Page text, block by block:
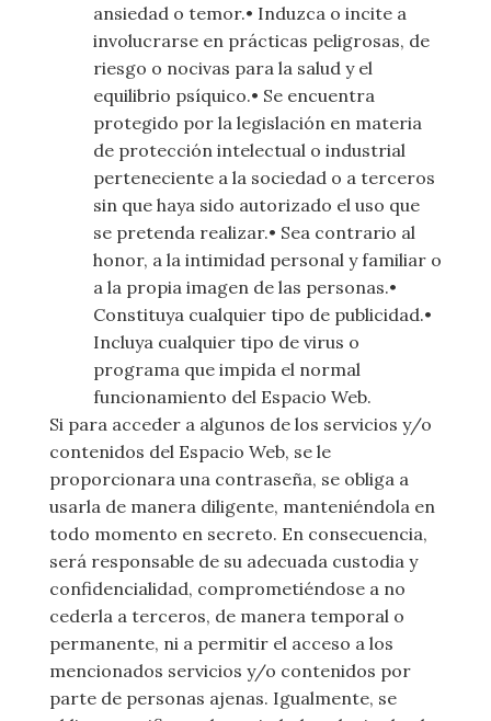
ansiedad o temor.• Induzca o incite a
involucrarse en prácticas peligrosas, de
riesgo o nocivas para la salud y el
equilibrio psíquico.• Se encuentra
protegido por la legislación en materia
de protección intelectual o industrial
perteneciente a la sociedad o a terceros
sin que haya sido autorizado el uso que
se pretenda realizar.• Sea contrario al
honor, a la intimidad personal y familiar o
a la propia imagen de las personas.•
Constituya cualquier tipo de publicidad.•
Incluya cualquier tipo de virus o
programa que impida el normal
funcionamiento del Espacio Web.
Si para acceder a algunos de los servicios y/o
contenidos del Espacio Web, se le
proporcionara una contraseña, se obliga a
usarla de manera diligente, manteniéndola en
todo momento en secreto. En consecuencia,
será responsable de su adecuada custodia y
confidencialidad, comprometiéndose a no
cederla a terceros, de manera temporal o
permanente, ni a permitir el acceso a los
mencionados servicios y/o contenidos por
parte de personas ajenas. Igualmente, se